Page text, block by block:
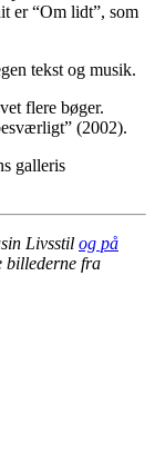
er “Om lidt”, som
tekst og musik.
flere bøger.
(2002).
galleris
Livsstil og på
billederne fra